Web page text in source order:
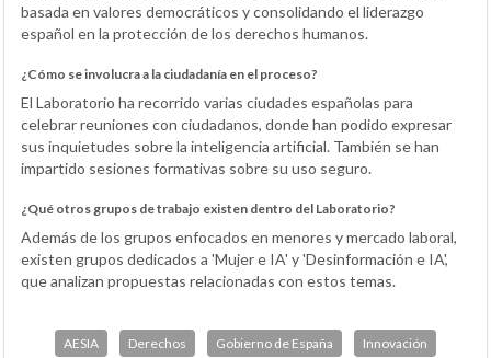
basada en valores democráticos y consolidando el liderazgo
español en la protección de los derechos humanos.
¿Cómo se involucra a la ciudadanía en el proceso?
El Laboratorio ha recorrido varias ciudades españolas para
celebrar reuniones con ciudadanos, donde han podido expresar
sus inquietudes sobre la inteligencia artificial. También se han
impartido sesiones formativas sobre su uso seguro.
¿Qué otros grupos de trabajo existen dentro del Laboratorio?
Además de los grupos enfocados en menores y mercado laboral,
existen grupos dedicados a 'Mujer e IA' y 'Desinformación e IA',
que analizan propuestas relacionadas con estos temas.
AESIA Derechos Gobierno de España Innovación